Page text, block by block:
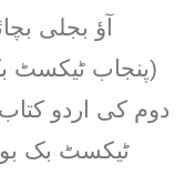
(پنجاب ٹیکسٹ
ٹیکسٹ بک